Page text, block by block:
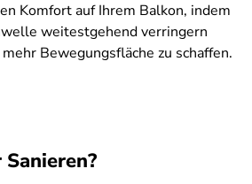
Komfort auf Ihrem Balkon, indem
weitestgehend verringern
Bewegungsfläche zu schaffen.